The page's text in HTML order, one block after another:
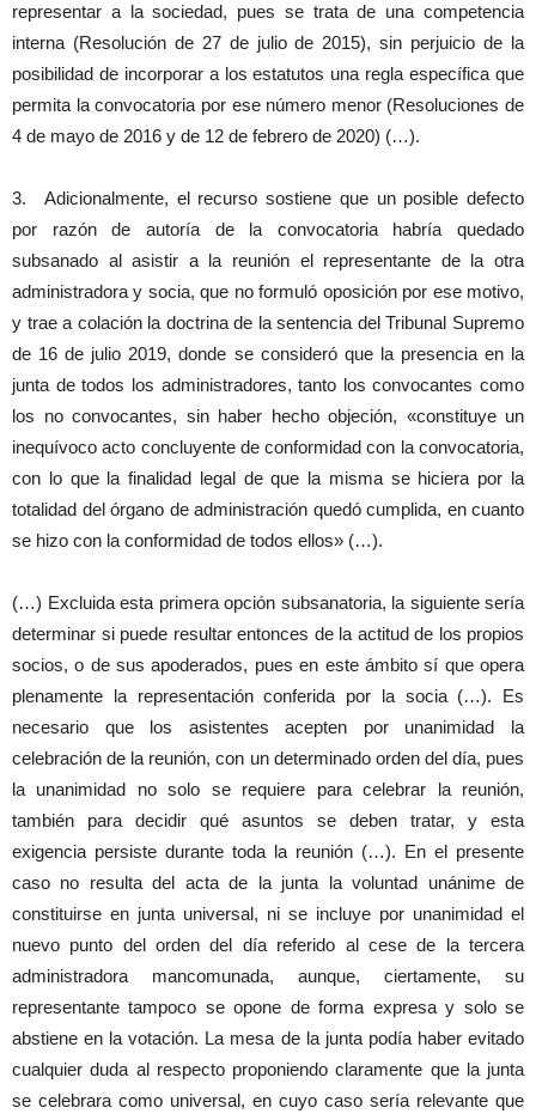
representar a la sociedad, pues se trata de una competencia
interna (Resolución de 27 de julio de 2015), sin perjuicio de la
posibilidad de incorporar a los estatutos una regla específica que
permita la convocatoria por ese número menor (Resoluciones de
4 de mayo de 2016 y de 12 de febrero de 2020) (…).
3. Adicionalmente, el recurso sostiene que un posible defecto
por razón de autoría de la convocatoria habría quedado
subsanado al asistir a la reunión el representante de la otra
administradora y socia, que no formuló oposición por ese motivo,
y trae a colación la doctrina de la sentencia del Tribunal Supremo
de 16 de julio 2019, donde se consideró que la presencia en la
junta de todos los administradores, tanto los convocantes como
los no convocantes, sin haber hecho objeción, «constituye un
inequívoco acto concluyente de conformidad con la convocatoria,
con lo que la finalidad legal de que la misma se hiciera por la
totalidad del órgano de administración quedó cumplida, en cuanto
se hizo con la conformidad de todos ellos» (…).
(…) Excluida esta primera opción subsanatoria, la siguiente sería
determinar si puede resultar entonces de la actitud de los propios
socios, o de sus apoderados, pues en este ámbito sí que opera
plenamente la representación conferida por la socia (…). Es
necesario que los asistentes acepten por unanimidad la
celebración de la reunión, con un determinado orden del día, pues
la unanimidad no solo se requiere para celebrar la reunión,
también para decidir qué asuntos se deben tratar, y esta
exigencia persiste durante toda la reunión (…). En el presente
caso no resulta del acta de la junta la voluntad unánime de
constituirse en junta universal, ni se incluye por unanimidad el
nuevo punto del orden del día referido al cese de la tercera
administradora mancomunada, aunque, ciertamente, su
representante tampoco se opone de forma expresa y solo se
abstiene en la votación. La mesa de la junta podía haber evitado
cualquier duda al respecto proponiendo claramente que la junta
se celebrara como universal, en cuyo caso sería relevante que